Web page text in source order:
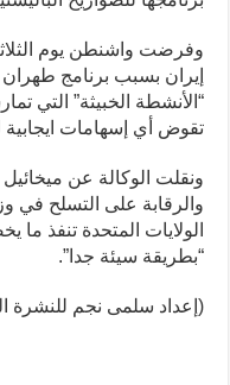
وفرضت واشنطن يوم
إيران بسبب برنامج طهران
“الأنشطة الخبيثة” التي
تقوض أي إسهامات ايجابية
ونقلت الوكالة عن
والرقابة على التسلح في
الولايات المتحدة تنفذ ما
“بطريقة سيئة جدا”.
(إعداد سلمى نجم للنشرة